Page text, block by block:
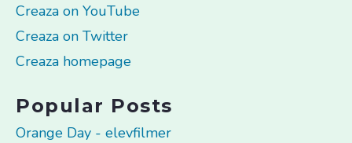
Creaza on YouTube
Creaza on Twitter
Creaza homepage
Popular Posts
Orange Day - elevfilmer